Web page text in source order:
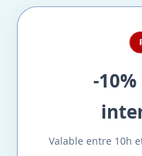
-
Valable entre 10h